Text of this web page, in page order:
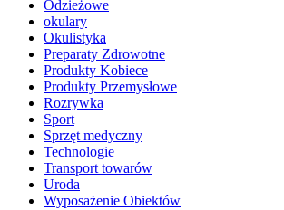
Odzieżowe
okulary
Okulistyka
Preparaty Zdrowotne
Produkty Kobiece
Produkty Przemysłowe
Rozrywka
Sport
Sprzęt medyczny
Technologie
Transport towarów
Uroda
Wyposażenie Obiektów